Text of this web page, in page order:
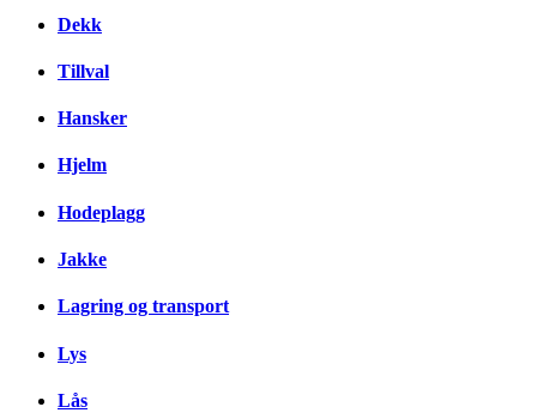
Dekk
Tillval
Hansker
Hjelm
Hodeplagg
Jakke
Lagring og transport
Lys
Lås